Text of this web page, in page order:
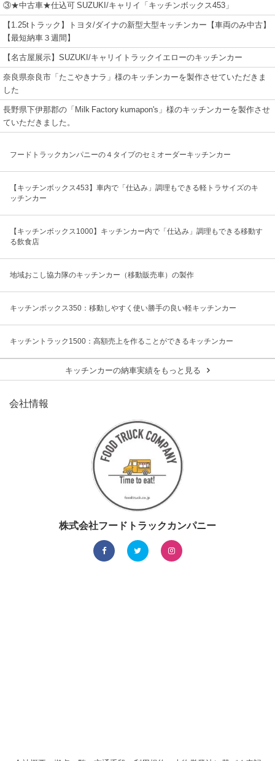
③★中古車★仕込可 SUZUKI/キャリイ「キッチンボックス453」
【1.25tトラック】トヨタ/ダイナの新型大型キッチンカー【車両のみ中古】
【最短納車３週間】
【名古屋展示】SUZUKI/キャリイトラックイエローのキッチンカー
奈良県奈良市「たこやきナラ」様のキッチンカーを製作させていただきま
した
長野県下伊那郡の「Milk Factory kumapon's」様のキッチンカーを製作させ
ていただきました。
フードトラックカンパニーの４タイプのセミオーダーキッチンカー
【キッチンボックス453】車内で「仕込み」調理もできる軽トラサイズのキ
ッチンカー
【キッチンボックス1000】キッチンカー内で「仕込み」調理もできる移動す
る飲食店
地域おこし協力隊のキッチンカー（移動販売車）の製作
キッチンボックス350：移動しやすく使い勝手の良い軽キッチンカー
キッチントラック1500：高額売上を作ることができるキッチンカー
キッチンカーの納車実績をもっと見る
会社情報
株式会社フードトラックカンパニー